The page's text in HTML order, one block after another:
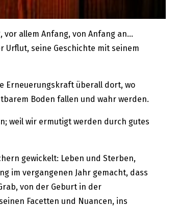
vor allem Anfang, von Anfang an…
Urflut, seine Geschichte mit seinem
Erneuerungskraft überall dort, wo
Boden fallen und wahr werden.
weil wir ermutigt werden durch gutes
gewickelt: Leben und Sterben,
im vergangenen Jahr gemacht, dass
von der Geburt in der
Facetten und Nuancen, ins